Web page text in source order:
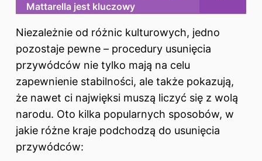
Mattarella jest kluczowy
Niezależnie od różnic kulturowych, jedno
pozostaje pewne – procedury usunięcia
przywódców nie tylko mają na celu
zapewnienie stabilności, ale także pokazują,
że nawet ci najwięksi muszą liczyć się z wolą
narodu. Oto kilka popularnych sposobów, w
jakie różne kraje podchodzą do usunięcia
przywódców: